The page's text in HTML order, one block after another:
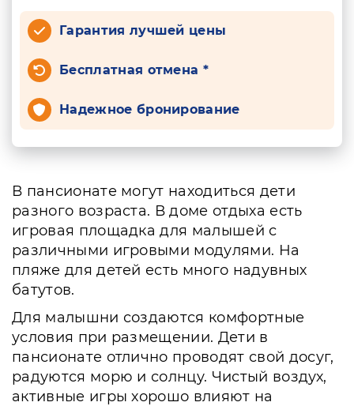
Гарантия лучшей цены
Бесплатная отмена *
Надежное бронирование
В пансионате могут находиться дети
разного возраста. В доме отдыха есть
игровая площадка для малышей с
различными игровыми модулями. На
пляже для детей есть много надувных
батутов.
Для малышни создаются комфортные
условия при размещении. Дети в
пансионате отлично проводят свой досуг,
радуются морю и солнцу. Чистый воздух,
активные игры хорошо влияют на